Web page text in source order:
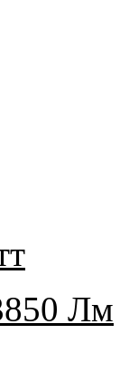
Лм